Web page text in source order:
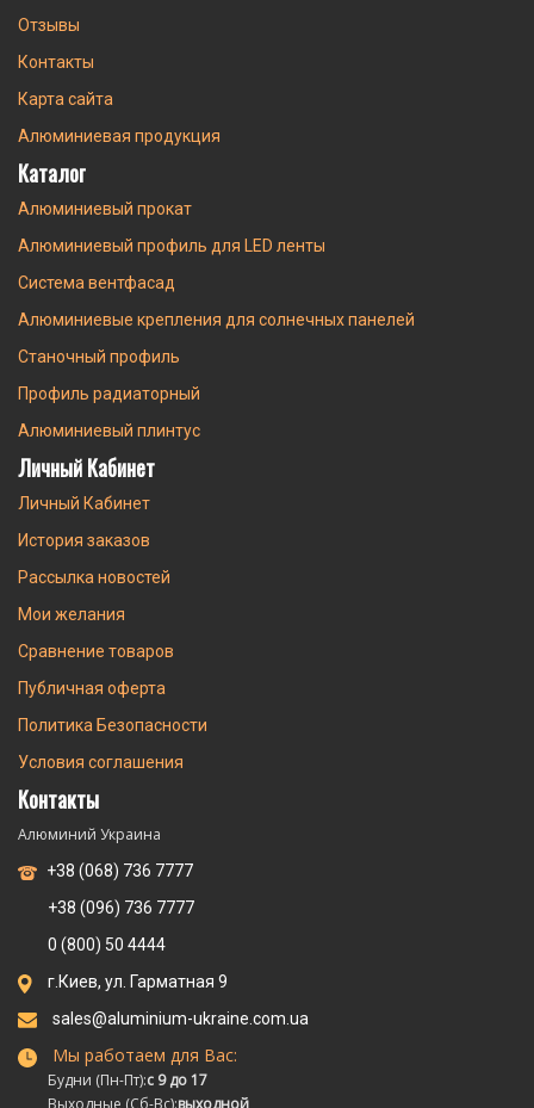
Отзывы
Контакты
Карта сайта
Алюминиевая продукция
Каталог
Алюминиевый прокат
Алюминиевый профиль для LED ленты
Система вентфасад
Алюминиевые крепления для солнечных панелей
Станочный профиль
Профиль радиаторный
Алюминиевый плинтус
Личный Кабинет
Личный Кабинет
История заказов
Рассылка новостей
Мои желания
Сравнение товаров
Публичная оферта
Политика Безопасности
Условия соглашения
Контакты
Алюминий Украина
+38 (068) 736 7777
+38 (096) 736 7777
0 (800) 50 4444
г.Киев, ул. Гарматная 9
sales@aluminium-ukraine.com.ua
Мы работаем для Вас:
Будни (Пн-Пт):с 9 до 17